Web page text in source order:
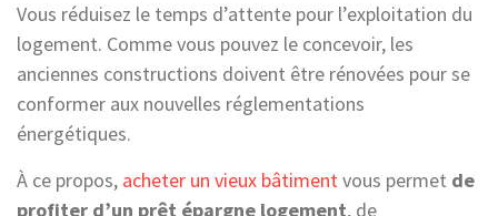
Vous réduisez le temps d’attente pour l’exploitation du
logement. Comme vous pouvez le concevoir, les
anciennes constructions doivent être rénovées pour se
conformer aux nouvelles réglementations
énergétiques.
À ce propos, acheter un vieux bâtimentvous permet de
profiter d’un prêt épargne logement, de